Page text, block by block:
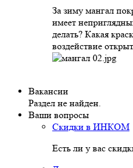
За зиму мангал
имеет
делать? Какая
воздействие
Вакансии
Раздел не найден.
Ваши вопросы
Скидки в ИНКОМ
Есть ли у вас